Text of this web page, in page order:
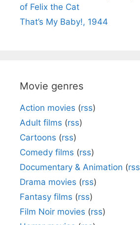
of Felix the Cat
That’s My Baby!, 1944
Movie genres
Action movies (rss)
Adult films (rss)
Cartoons (rss)
Comedy films (rss)
Documentary & Animation (rss
Drama movies (rss)
Fantasy films (rss)
Film Noir movies (rss)